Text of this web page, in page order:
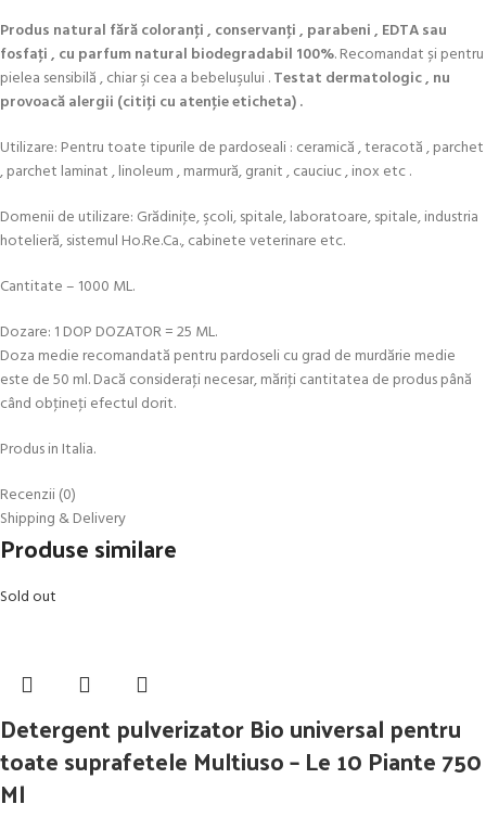
Produs natural fără coloranţi , conservanţi , parabeni , EDTA sau
fosfaţi , cu parfum natural biodegradabil 100%. Recomandat și pentru
pielea sensibilă , chiar şi cea a bebeluşului .Testat dermatologic , nu
provoacă alergii (citiţi cu atenţie eticheta) .
Utilizare: Pentru toate tipurile de pardoseali : ceramică , teracotă , parchet
, parchet laminat , linoleum , marmură, granit , cauciuc , inox etc .
Domenii de utilizare: Grădiniţe, şcoli, spitale, laboratoare, spitale, industria
hotelieră, sistemul Ho.Re.Ca., cabinete veterinare etc.
Cantitate – 1000 ML.
Dozare: 1 DOP DOZATOR = 25 ML.
Doza medie recomandată pentru pardoseli cu grad de murdărie medie
este de 50 ml. Dacă consideraţi necesar, măriţi cantitatea de produs până
când obţineţi efectul dorit.
Produs in Italia.
Recenzii (0)
Shipping & Delivery
Produse similare
Sold out
Detergent pulverizator Bio universal pentru
toate suprafetele Multiuso – Le 10 Piante 750
Ml